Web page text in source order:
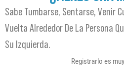
Sabe Tumbarse, Sentarse, Venir
Vuelta Alrededor De La Persona
Su Izquierda.
Registrarlo es